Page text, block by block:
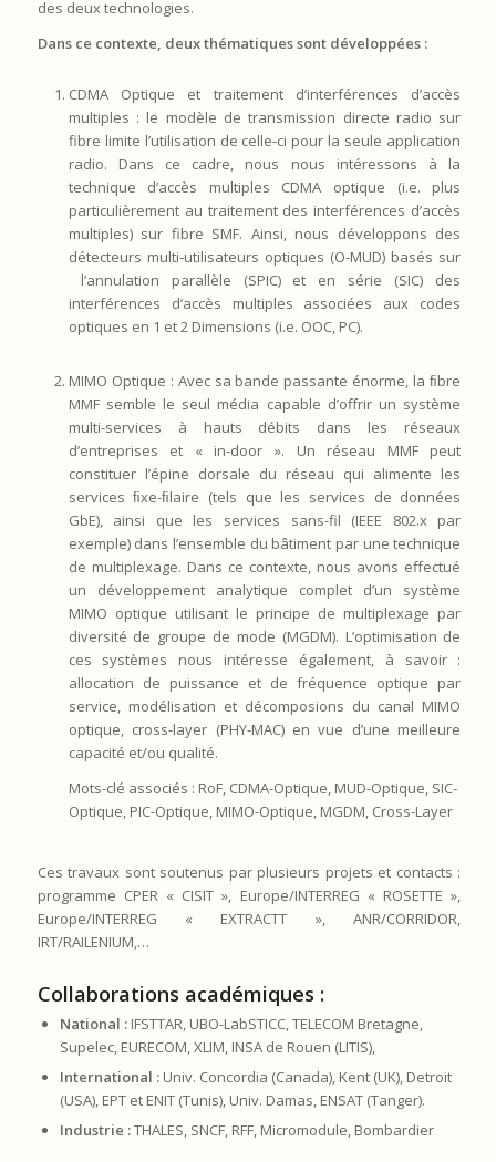
des deux technologies.
Dans ce contexte, deux thématiques sont développées :
CDMA Optique et traitement d’interférences d’accès
multiples : le modèle de transmission directe radio sur
fibre limite l’utilisation de celle-ci pour la seule application
radio. Dans ce cadre, nous nous intéressons à la
technique d’accès multiples CDMA optique (i.e. plus
particulièrement au traitement des interférences d’accès
multiples) sur fibre SMF. Ainsi, nous développons des
détecteurs multi-utilisateurs optiques (O-MUD) basés sur
l’annulation parallèle (SPIC) et en série (SIC) des
interférences d’accès multiples associées aux codes
optiques en 1 et 2 Dimensions (i.e. OOC, PC).
MIMO Optique : Avec sa bande passante énorme, la ﬁbre
MMF semble le seul média capable d’offrir un système
multi-services à hauts débits dans les réseaux
d’entreprises et « in-door ». Un réseau MMF peut
constituer l’épine dorsale du réseau qui alimente les
services ﬁxe-ﬁlaire (tels que les services de données
GbE), ainsi que les services sans-fil (IEEE 802.x par
exemple) dans l’ensemble du bâtiment par une technique
de multiplexage. Dans ce contexte, nous avons effectué
un développement analytique complet d’un système
MIMO optique utilisant le principe de multiplexage par
diversité de groupe de mode (MGDM). L’optimisation de
ces systèmes nous intéresse également, à savoir :
allocation de puissance et de fréquence optique par
service, modélisation et décomposions du canal MIMO
optique, cross-layer (PHY-MAC) en vue d’une meilleure
capacité et/ou qualité.
Mots-clé associés : RoF, CDMA-Optique, MUD-Optique, SIC-
Optique, PIC-Optique, MIMO-Optique, MGDM, Cross-Layer
Ces travaux sont soutenus par plusieurs projets et contacts :
programme CPER « CISIT », Europe/INTERREG « ROSETTE »,
Europe/INTERREG « EXTRACTT », ANR/CORRIDOR,
IRT/RAILENIUM,…
Collaborations académiques :
National : IFSTTAR, UBO-LabSTICC, TELECOM Bretagne,
Supelec, EURECOM, XLIM, INSA de Rouen (LITIS),
International :Univ. Concordia (Canada), Kent (UK), Detroit
(USA), EPT et ENIT (Tunis), Univ. Damas, ENSAT (Tanger).
Industrie :THALES, SNCF, RFF, Micromodule, Bombardier